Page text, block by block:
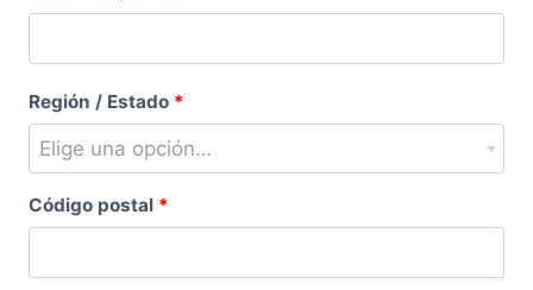
habitación,
etc.(opcional)
Región / Estado *
Elige una opción…
Código postal *